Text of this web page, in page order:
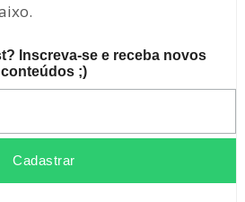
Inscreva-se e receba novos
conteúdos ;)